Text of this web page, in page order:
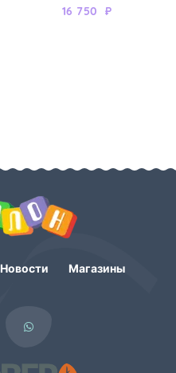
16 750 ₽
Новости Магазины